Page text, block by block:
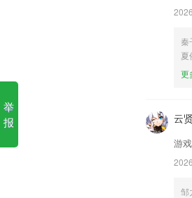
秦
夏
更
云
游
邹
举
报